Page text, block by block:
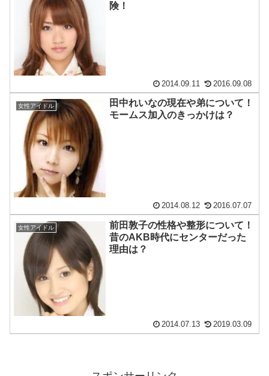
険！
2014.09.11 2016.09.08
女性アイドル
田中れいなの現在や弟について！
モームス加入のきっかけは？
2014.08.12 2016.07.07
女性アイドル
前田敦子の性格や整形について！
昔のAKB時代にセンターだった
理由は？
2014.07.13 2019.03.09